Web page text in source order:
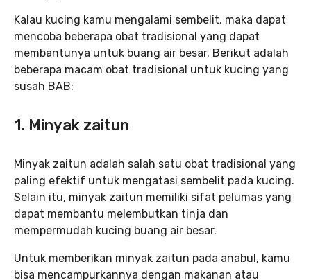
Kalau kucing kamu mengalami sembelit, maka dapat
mencoba beberapa obat tradisional yang dapat
membantunya untuk buang air besar. Berikut adalah
beberapa macam obat tradisional untuk kucing yang
susah BAB:
1. Minyak zaitun
Minyak zaitun adalah salah satu obat tradisional yang
paling efektif untuk mengatasi sembelit pada kucing.
Selain itu, minyak zaitun memiliki sifat pelumas yang
dapat membantu melembutkan tinja dan
mempermudah kucing buang air besar.
Untuk memberikan minyak zaitun pada anabul, kamu
bisa mencampurkannya dengan makanan atau